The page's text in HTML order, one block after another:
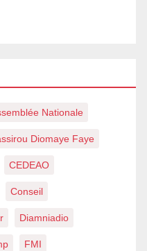
Nationale
Diomaye Faye
CEDEAO
Conseil
Diamniadio
FMI